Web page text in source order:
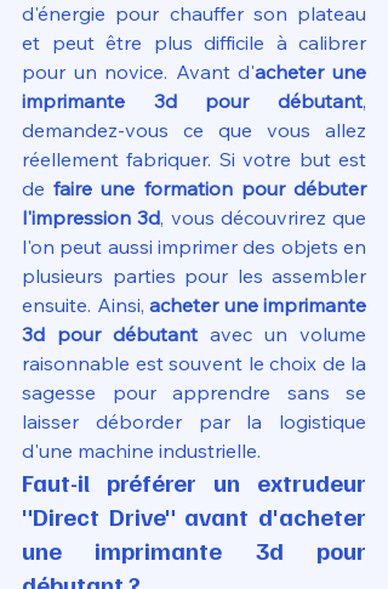
d'énergie pour chauffer son plateau
et peut être plus difficile à calibrer
pour un novice. Avant d'acheter une
imprimante 3d pour débutant,
demandez-vous ce que vous allez
réellement fabriquer. Si votre but est
de faire une formation pour débuter
l'impression 3d, vous découvrirez que
l'on peut aussi imprimer des objets en
plusieurs parties pour les assembler
ensuite. Ainsi, acheter une imprimante
3d pour débutant avec un volume
raisonnable est souvent le choix de la
sagesse pour apprendre sans se
laisser déborder par la logistique
d'une machine industrielle.
Faut-il préférer un extrudeur
"Direct Drive" avant d'acheter
une imprimante 3d pour